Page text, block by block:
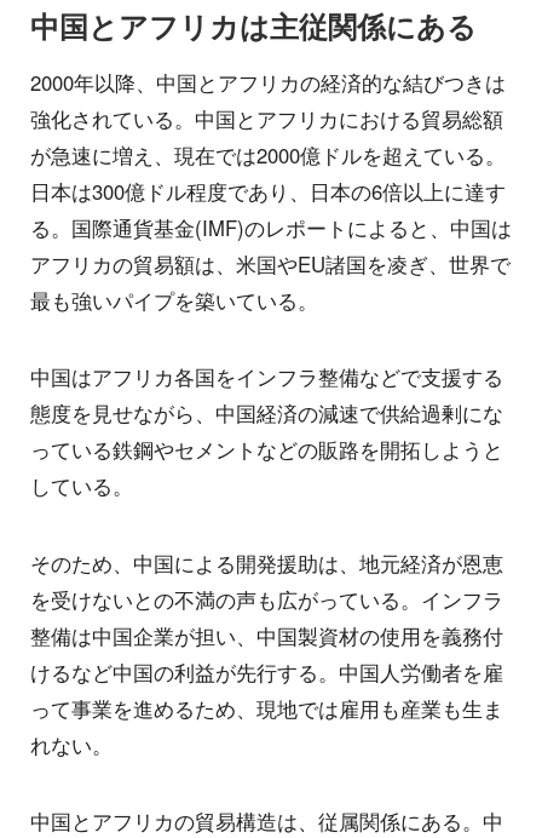
中国とアフリカは主従関係にある
2000年以降、中国とアフリカの経済的な結びつきは
強化されている。中国とアフリカにおける貿易総額
が急速に増え、現在では2000億ドルを超えている。
日本は300億ドル程度であり、日本の6倍以上に達す
る。国際通貨基金(IMF)のレポートによると、中国は
アフリカの貿易額は、米国やEU諸国を凌ぎ、世界で
最も強いパイプを築いている。
中国はアフリカ各国をインフラ整備などで支援する
態度を見せながら、中国経済の減速で供給過剰にな
っている鉄鋼やセメントなどの販路を開拓しようと
している。
そのため、中国による開発援助は、地元経済が恩恵
を受けないとの不満の声も広がっている。インフラ
整備は中国企業が担い、中国製資材の使用を義務付
けるなど中国の利益が先行する。中国人労働者を雇
って事業を進めるため、現地では雇用も産業も生ま
れない。
中国とアフリカの貿易構造は、従属関係にある。中